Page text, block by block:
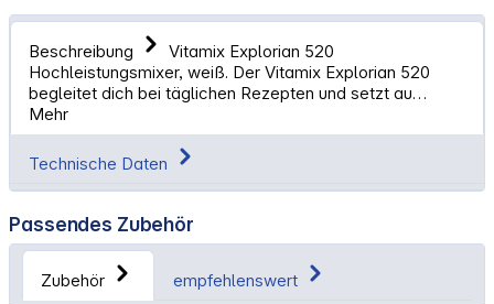
Beschreibung
Vitamix Explorian 520
Hochleistungsmixer, weiß. Der Vitamix Explorian 520
begleitet dich bei täglichen Rezepten und setzt au…
Mehr
Technische Daten
Passendes Zubehör
Zubehör empfehlenswert